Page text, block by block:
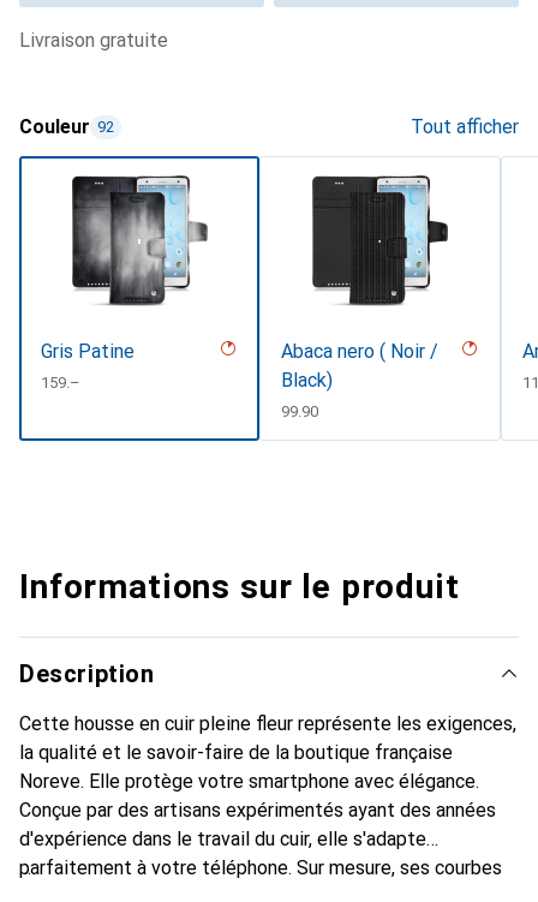
livraison gratuite
Couleur 92 Tout afficher
Gris Patine
CHF
159.–
Abaca nero ( Noir /
Black)
CHF
99.90
Informations sur le produit
Description
Cette housse en cuir pleine fleur représente les exigences,
la qualité et le savoir-faire de la boutique française
Noreve. Elle protège votre smartphone avec élégance.
Conçue par des artisans expérimentés ayant des années
d'expérience dans le travail du cuir, elle s'adapte
parfaitement à votre téléphone. Sur mesure, ses courbes